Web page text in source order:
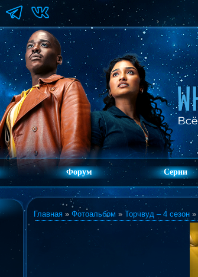
Форум Серии
Главная » Фотоальбом » Торчвуд – 4 сезон »